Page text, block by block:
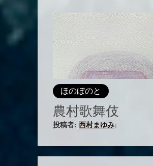
ほのぼのと
農村歌舞伎
投稿者: 西村まゆみ